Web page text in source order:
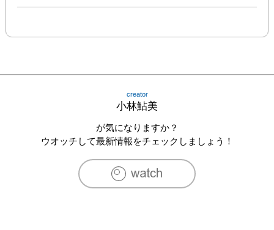
creator
小林鮎美
が気になりますか？
ウオッチして最新情報をチェックしましょう！